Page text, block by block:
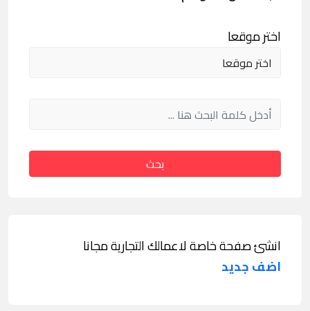
اختر موقعا
بحث
انشئ صفحة خاصة لاعمالك التجارية مجانا
اضف جديد